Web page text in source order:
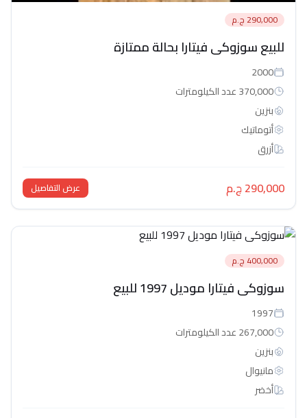
290,000 ج.م
للبيع سوزوكى فيتارا بحالة ممتازة
2000
370,000 عدد الكيلومترات
بنزين
أتوماتيك‎
أزرق
290,000 ج.م عرض التفاصيل
400,000 ج.م
سوزوكى فيتارا موديل 1997 للبيع
1997
267,000 عدد الكيلومترات
بنزين
مانيوال
أخضر